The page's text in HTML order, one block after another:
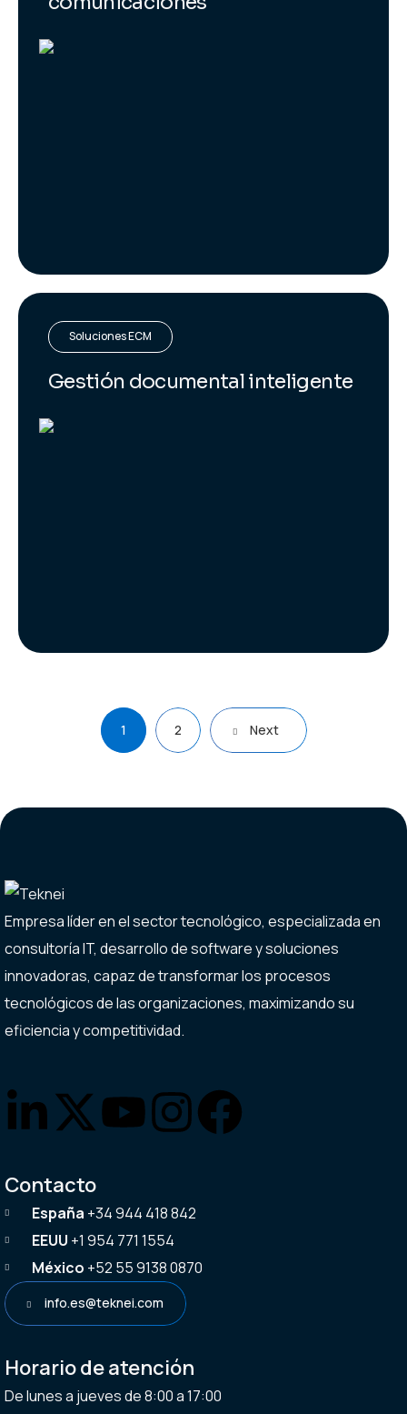
Soluciones ECM
Gestión documental inteligente
1 2 Next
Empresa líder en el sector tecnológico, especializada en
consultoría IT, desarrollo de software y soluciones
innovadoras, capaz de transformarlos procesos
tecnológicos de las organizaciones, maximizando su
eficiencia y competitividad.
Contacto
España +34 944 418 842
EEUU +1 954 771 1554
México +52 55 9138 0870
info.es@teknei.com
Horario de atención
De lunes a jueves de 8:00 a 17:00